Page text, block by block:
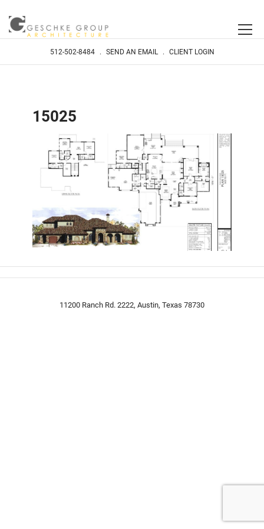
512-502-8484 . SEND AN EMAIL . CLIENT LOGIN
15025
11200 Ranch Rd. 2222, Austin, Texas 78730